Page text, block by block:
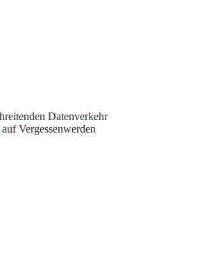
Datenverkehr
Vergessenwerden